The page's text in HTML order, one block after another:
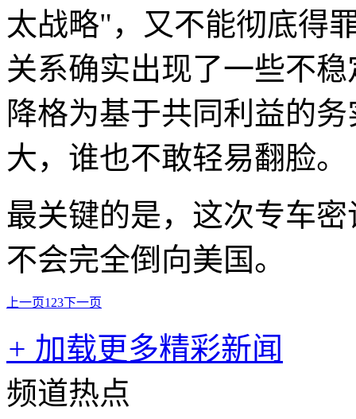
太战略"，又不能彻底得
关系确实出现了一些不
降格为基于共同利益的
大，谁也不敢轻易翻脸。
最关键的是，这次专车
不会完全倒向美国。
上一页1 23下一页
+ 加载更多精彩新闻
频道热点